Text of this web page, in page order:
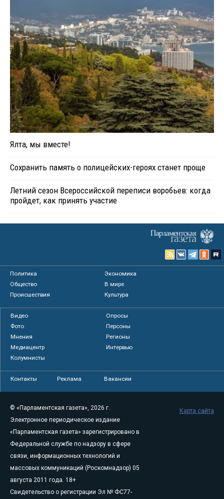
Ялта, мы вместе!
Сохранить память о полицейских-героях станет проще
Летний сезон Всероссийской переписи воробьев: когда
пройдет, как принять участие
Политика
Экономика
Общество
В мире
Происшествия
Культура
Видео
Опросы
Фото
Персоны
Мнения
Регионы
Медиацентр
Интервью
Колумнисты
Контакты Реклама Вакансии
© «Парламентская газета», 2026 г.
Электронное периодическое издание
«Парламентская газета» зарегистрировано в
Федеральной службе по надзору в сфере
связи, информационных технологий и
массовых коммуникаций (Роскомнадзор) 05
августа 2011 года. 18+
Свидетельство о регистрации Эл № ФС77-
Карта сайта